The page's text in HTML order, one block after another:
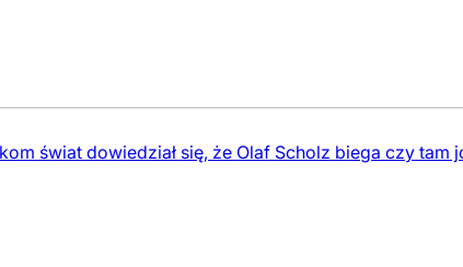
świat dowiedział się, że Olaf Scholz biega czy tam